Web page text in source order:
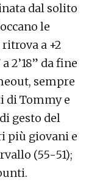
dal solito
le
ritrova a +2
2’18” da fine
sempre
di Tommy e
gesto del
più giovani e
(55-51);